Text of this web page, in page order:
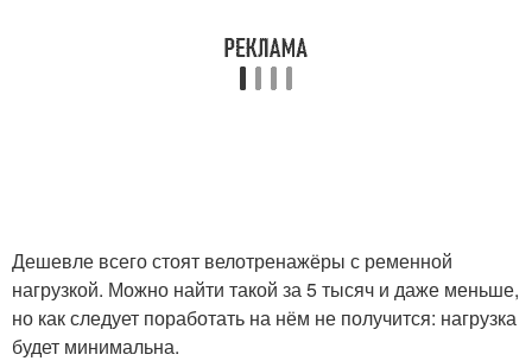
Дешевле всего стоят велотренажёры с ременной
нагрузкой. Можно найти такой за 5 тысяч и даже меньше,
но как следует поработать на нём не получится: нагрузка
будет минимальна.